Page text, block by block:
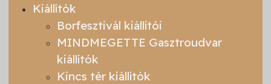
Kiállítók
Borfesztivál kiállítói
MINDMEGETTE Gasztroudvar
kiállítók
Kincs tér kiállítók